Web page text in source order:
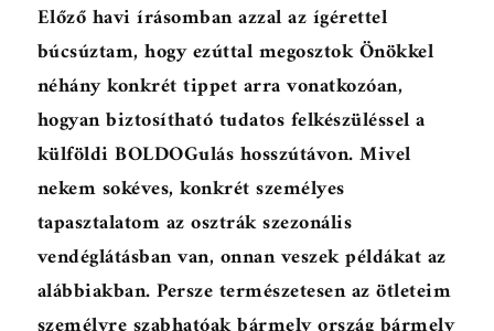
Előző havi írásomban azzal az ígérettel
búcsúztam, hogy ezúttal megosztok Önökkel
néhány konkrét tippet arra vonatkozóan,
hogyan biztosítható tudatos felkészüléssel a
külföldi BOLDOGulás hosszútávon. Mivel
nekem sokéves, konkrét személyes
tapasztalatom az osztrák szezonális
vendéglátásban van, onnan veszek példákat az
alábbiakban. Persze természetesen az ötleteim